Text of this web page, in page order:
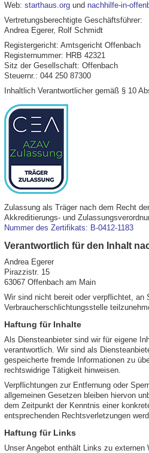
Web: starthaus.org und nachhilfe-in-
Vertretungsberechtigte Geschäftsführer:
Andrea Egerer, Rolf Schmidt
Registergericht: Amtsgericht Offenbach
Registernummer: HRB 42321
Sitz der Gesellschaft: Offenbach
Steuernr.: 044 250 87300
Inhaltlich Verantwortlicher gemäß § 10
Zulassung als Träger nach dem Recht
Akkreditierungs- und
Nummer des Zertifikats: B-0412-1183
Verantwortlich für den Inhalt
Andrea Egerer
Pirazzistr. 15
63067 Offenbach am Main
Wir sind nicht bereit oder verpflichtet, an
Verbraucherschlichtungsstelle
Haftung für Inhalte
Als Diensteanbieter sind wir für eigene
verantwortlich. Wir sind als
gespeicherte fremde Informationen zu
rechtswidrige Tätigkeit hinweisen.
Verpflichtungen zur Entfernung oder
allgemeinen Gesetzen bleiben hiervon
dem Zeitpunkt der Kenntnis einer
entsprechenden Rechtsverletzungen
Haftung für Links
Unser Angebot enthält Links zu